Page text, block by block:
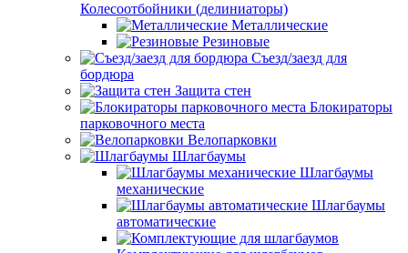
Колесоотбойники (делиниаторы)
Металлические
Резиновые
Съезд/заезд для
бордюра
Защита стен
Блокираторы
парковочного места
Велопарковки
Шлагбаумы
Шлагбаумы
механические
Шлагбаумы
автоматические